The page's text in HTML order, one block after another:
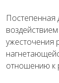
Постепенная
ужесточения
отношению к